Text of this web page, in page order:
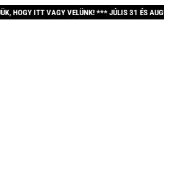
*** JÚLIS 31 ÉS AUGUSZTUS 12. KÖZÖTT